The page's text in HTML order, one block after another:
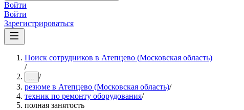
Войти
Войти
Зарегистрироваться
Поиск сотрудников в Атепцево (Московская область)
/
... /
резюме в Атепцево (Московская область)/
техник по ремонту оборудования/
полная занятость